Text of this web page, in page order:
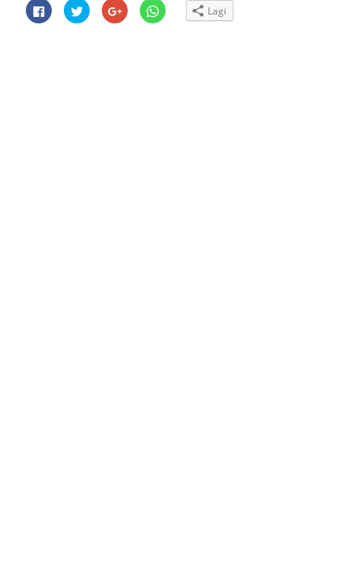
Klik
untuk
membagikan
Klik
untuk
berbagi
Klik
untuk
berbagi
Klik
untuk Lagi